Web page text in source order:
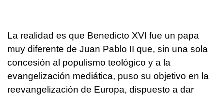
La realidad es que Benedicto XVI fue un papa
muy diferente de Juan Pablo II que, sin una sola
concesión al populismo teológico y a la
evangelización mediática, puso su objetivo en la
reevangelización de Europa, dispuesto a dar